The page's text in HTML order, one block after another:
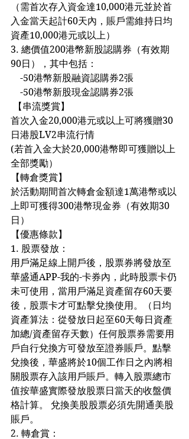
（需首次存入資金達10,000港元並於首
入金當天起計60天內，賬戶需維持日均
資產10,000港元或以上）
3. 總價值200港幣新股認購券（有效期
90日），其中包括：
    -50港幣新股融資認購券2張
    -50港幣新股現金認購券2張
【串流獎賞】
首次入金20,000港元或以上可將獲贈30
日港股LV2串流行情
(若首入金大於20,000港幣即可獲贈以上
全部獎勵）
【轉倉獎賞】
於活動期間首次轉倉金額達1萬港幣或以
上即可獲得300港幣現金券（有效期30
日）
【優惠條款】
1. 股票發放：
用戶滿足線上開戶後，股票券將發放至
華盛通APP-我的-卡券內，此時股票卡仍
未可使用，當用戶滿足資產留存60天要
後，股票卡才可點擊兌換使用。（日均
資產算法：從發放日起至60天每日資產
加總/資產留存天數）任何股票券需要用
戶自行兌換方可發放至證券賬戶。點擊
兌換後，華盛將於10個工作日之內將相
關股票存入該用戶賬戶。轉入股票總市
值按華盛實際發放股票日當天的收盤價
格計算。 兌換美股股票必須先開通美股
賬戶。
2. 轉倉賞：